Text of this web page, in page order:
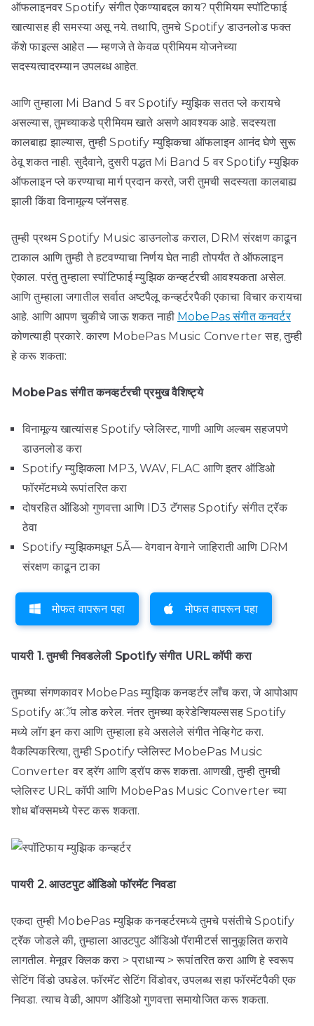
ऑफलाइनवर Spotify संगीत ऐकण्याबद्दल काय? प्रीमियम स्पॉटिफाई
खात्यासह ही समस्या असू नये. तथापि, तुमचे Spotify डाउनलोड फक्त
कॅशे फाइल्स आहेत — म्हणजे ते केवळ प्रीमियम योजनेच्या
सदस्यत्वादरम्यान उपलब्ध आहेत.
आणि तुम्हाला Mi Band 5 वर Spotify म्युझिक सतत प्ले करायचे
असल्यास, तुमच्याकडे प्रीमियम खाते असणे आवश्यक आहे. सदस्यता
कालबाह्य झाल्यास, तुम्ही Spotify म्युझिकचा ऑफलाइन आनंद घेणे सुरू
ठेवू शकत नाही. सुदैवाने, दुसरी पद्धत Mi Band 5 वर Spotify म्युझिक
ऑफलाइन प्ले करण्याचा मार्ग प्रदान करते, जरी तुमची सदस्यता कालबाह्य
झाली किंवा विनामूल्य प्लॅनसह.
तुम्ही प्रथम Spotify Music डाउनलोड कराल, DRM संरक्षण काढून
टाकाल आणि तुम्ही ते हटवण्याचा निर्णय घेत नाही तोपर्यंत ते ऑफलाइन
ऐकाल. परंतु तुम्हाला स्पॉटिफाई म्युझिक कन्व्हर्टरची आवश्यकता असेल.
आणि तुम्हाला जगातील सर्वात अष्टपैलू कन्व्हर्टरपैकी एकाचा विचार करायचा
आहे. आणि आपण चुकीचे जाऊ शकत नाही MobePas संगीत कनवर्टर
कोणत्याही प्रकारे. कारण MobePas Music Converter सह, तुम्ही
हे करू शकता:
MobePas संगीत कनव्हर्टरची प्रमुख वैशिष्ट्ये
विनामूल्य खात्यांसह Spotify प्लेलिस्ट, गाणी आणि अल्बम सहजपणे
डाउनलोड करा
Spotify म्युझिकला MP3, WAV, FLAC आणि इतर ऑडिओ
फॉरमॅटमध्ये रूपांतरित करा
दोषरहित ऑडिओ गुणवत्ता आणि ID3 टॅगसह Spotify संगीत ट्रॅक
ठेवा
Spotify म्युझिकमधून 5Ã— वेगवान वेगाने जाहिराती आणि DRM
संरक्षण काढून टाका
मोफत वापरून पहा मोफत वापरून पहा
पायरी 1. तुमची निवडलेली Spotify संगीत URL कॉपी करा
तुमच्या संगणकावर MobePas म्युझिक कनव्हर्टर लाँच करा, जे आपोआप
Spotify अॅप लोड करेल. नंतर तुमच्या क्रेडेन्शियल्ससह Spotify
मध्ये लॉग इन करा आणि तुम्हाला हवे असलेले संगीत नेव्हिगेट करा.
वैकल्पिकरित्या, तुम्ही Spotify प्लेलिस्ट MobePas Music
Converter वर ड्रॅग आणि ड्रॉप करू शकता. आणखी, तुम्ही तुमची
प्लेलिस्ट URL कॉपी आणि MobePas Music Converter च्या
शोध बॉक्समध्ये पेस्ट करू शकता.
पायरी 2. आउटपुट ऑडिओ फॉरमॅट निवडा
एकदा तुम्ही MobePas म्युझिक कनव्हर्टरमध्ये तुमचे पसंतीचे Spotify
ट्रॅक जोडले की, तुम्हाला आउटपुट ऑडिओ पॅरामीटर्स सानुकूलित करावे
लागतील. मेनूवर क्लिक करा > प्राधान्य > रूपांतरित करा आणि हे स्वरूप
सेटिंग विंडो उघडेल. फॉरमॅट सेटिंग विंडोवर, उपलब्ध सहा फॉरमॅटपैकी एक
निवडा. त्याच वेळी, आपण ऑडिओ गुणवत्ता समायोजित करू शकता.